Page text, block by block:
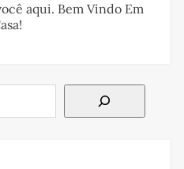
aqui. Bem Vindo Em